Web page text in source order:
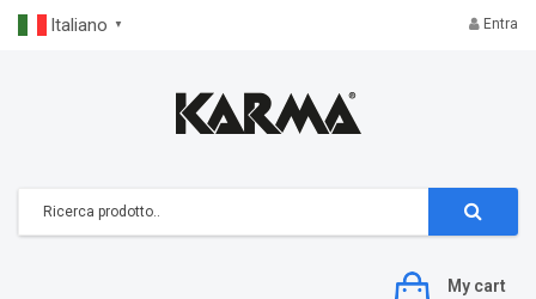
Italiano ▼ Entra
My cart